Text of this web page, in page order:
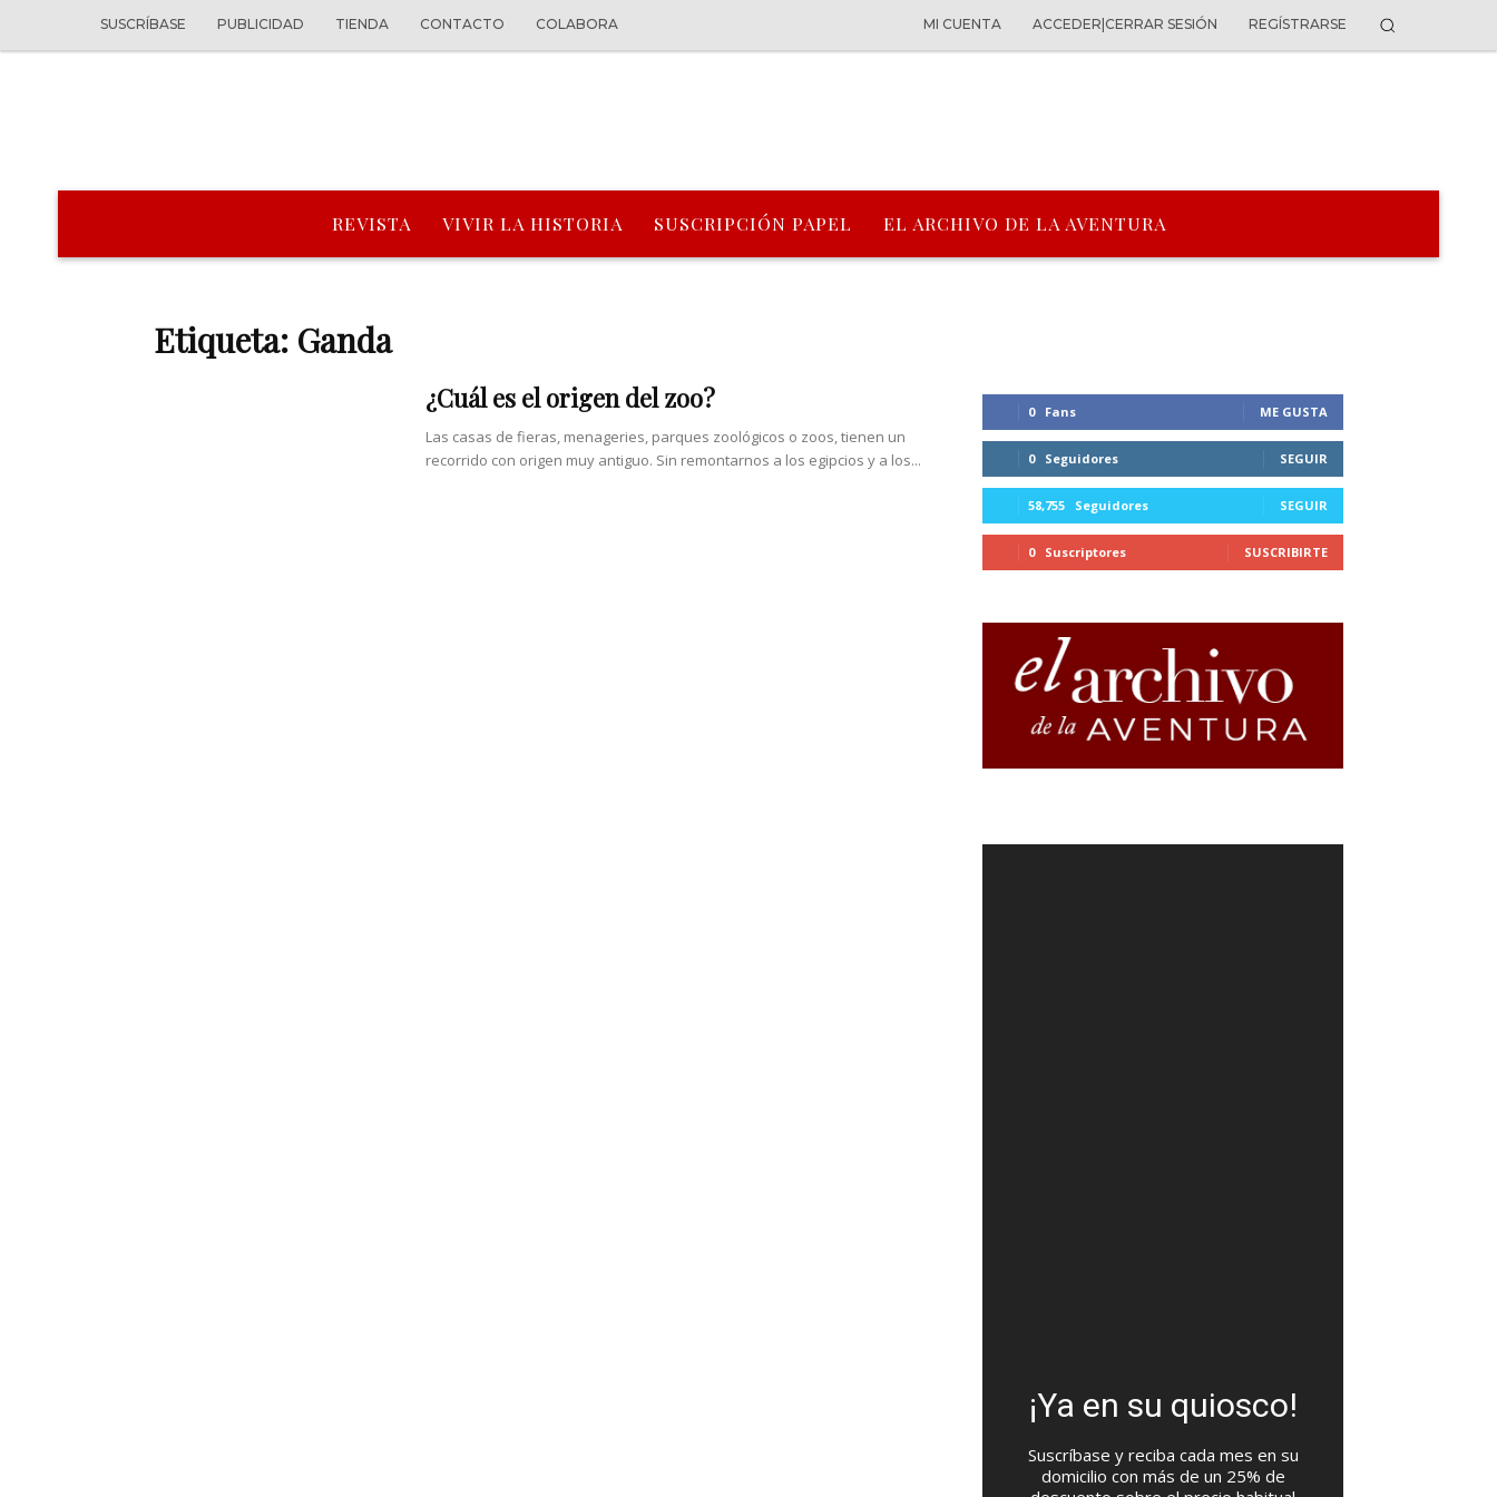
SUSCRÍBASE PUBLICIDAD TIENDA CONTACTO COLABORA MI CUENTA ACCEDER|CERRAR SESIÓN REGÍSTRARSE
REVISTA VIVIR LA HISTORIA SUSCRIPCIÓN PAPEL EL ARCHIVO DE LA AVENTURA
Etiqueta: Ganda
¿Cuál es el origen del zoo?
Las casas de fieras, menageries, parques zoológicos o zoos, tienen un
recorrido con origen muy antiguo. Sin remontarnos a los egipcios y a los...
0 Fans ME GUSTA
0 Seguidores SEGUIR
58,755 Seguidores SEGUIR
0 Suscriptores SUSCRIBIRTE
¡Ya en su quiosco!
Suscríbase y reciba cada mes en su
domicilio con más de un 25% de